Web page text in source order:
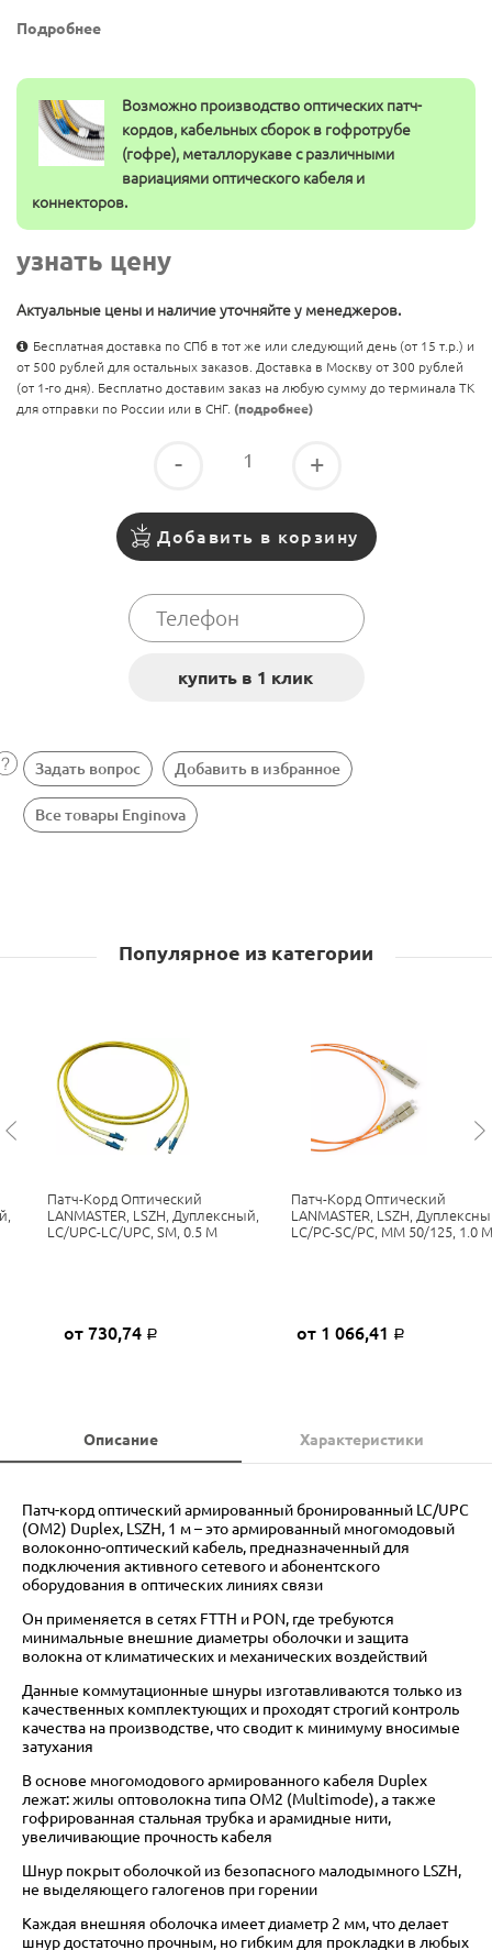
Подробнее
Возможно производство оптических патч-
кордов, кабельных сборок в гофротрубе
(гофре), металлорукаве с различными
вариациями оптического кабеля и
коннекторов.
узнать цену
Актуальные цены и наличие уточняйте у менеджеров.
Бесплатная доставка по СПб в тот же или следующий день (от 15 т.р.) и
от 500 рублей для остальных заказов. Доставка в Москву от 300 рублей
(от 1-го дня). Бесплатно доставим заказ на любую сумму до терминала ТК
для отправки по России или в СНГ. (подробнее)
- +
Добавить в корзину
Задать вопрос Добавить в избранное
Все товары Enginova
Популярное из категории
Патч-Корд Оптический
LANMASTER, LSZH, Дуплексный,
LC/UPC-LC/UPC, SM, 0.5 М
от 730,74 Р
Патч-Корд Оптический
LANMASTER, LSZH,
LC/PC-SC/PC, MM 50/125, 1.0 М
от 1 066,41 Р
Описание Характеристики
Патч-корд оптический армированный бронированный LC/UPC
(OM2) Duplex, LSZH, 1 м – это армированный многомодовый
волоконно-оптический кабель, предназначенный для
подключения активного сетевого и абонентского
оборудования в оптических линиях связи
Он применяется в сетях FTTH и PON, где требуются
минимальные внешние диаметры оболочки и защита
волокна от климатических и механических воздействий
Данные коммутационные шнуры изготавливаются только из
качественных комплектующих и проходят строгий контроль
качества на производстве, что сводит к минимуму вносимые
затухания
В основе многомодового армированного кабеля Duplex
лежат: жилы оптоволокна типа OM2 (Multimode), а также
гофрированная стальная трубка и арамидные нити,
увеличивающие прочность кабеля
Шнур покрыт оболочкой из безопасного малодымного LSZH,
не выделяющего галогенов при горении
Каждая внешняя оболочка имеет диаметр 2 мм, что делает
шнур достаточно прочным, но гибким для прокладки в любых